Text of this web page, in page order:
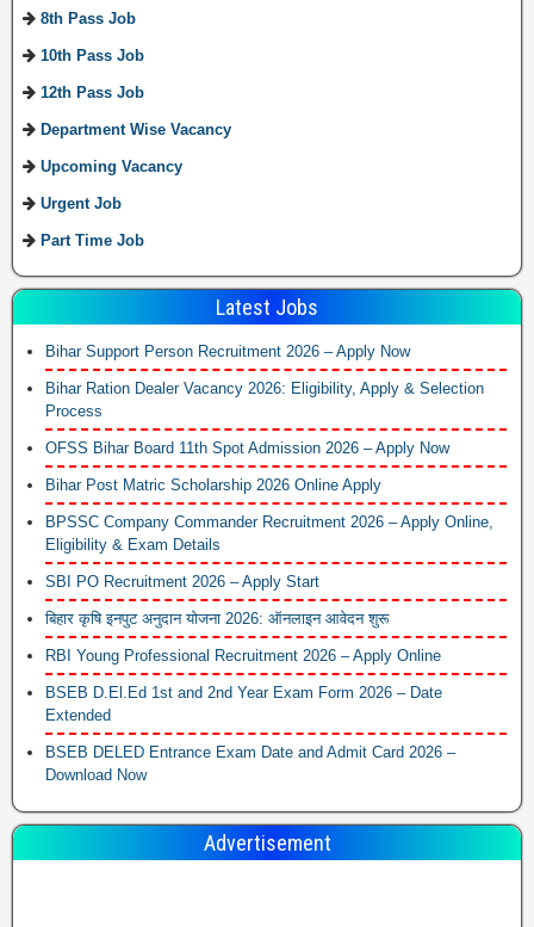
8th Pass Job
10th Pass Job
12th Pass Job
Department Wise Vacancy
Upcoming Vacancy
Urgent Job
Part Time Job
Latest Jobs
Bihar Support Person Recruitment 2026 – Apply Now
Bihar Ration Dealer Vacancy 2026: Eligibility, Apply & Selection
Process
OFSS Bihar Board 11th Spot Admission 2026 – Apply Now
Bihar Post Matric Scholarship 2026 Online Apply
BPSSC Company Commander Recruitment 2026 – Apply Online,
Eligibility & Exam Details
SBI PO Recruitment 2026 – Apply Start
बिहार कृषि इनपुट अनुदान योजना 2026: ऑनलाइन आवेदन शुरू
RBI Young Professional Recruitment 2026 – Apply Online
BSEB D.El.Ed 1st and 2nd Year Exam Form 2026 – Date
Extended
BSEB DELED Entrance Exam Date and Admit Card 2026 –
Download Now
Advertisement